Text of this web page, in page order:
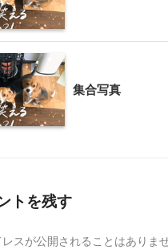
集合写真
トを残す
レスが公開されることはありませ